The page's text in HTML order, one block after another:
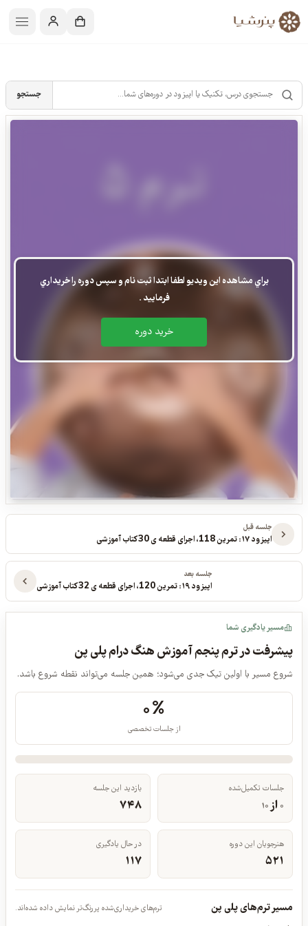
جستجو
براي مشاهده اين ويديو لطفا ابتدا ثبت نام و سپس دوره را خريداري
فرماييد .
خريد دوره
جلسه قبل
اپیزود ۱۷: تمرین 118، اجرای قطعه ی 30 کتاب آموزشی
جلسه بعد
اپیزود ۱۹: تمرین 120، اجرای قطعه ی 32 کتاب آموزشی
مسیر یادگیری شما
پیشرفت در ترم پنجم آموزش هنگ درام پلی پن
شروع مسیر با اولین تیک جدی می‌شود؛ همین جلسه می‌تواند نقطه شروع باشد.
۰%
جلسات تکمیل‌شده
۰از۱۰
بازدید این جلسه
۷۴۸
هنرجویان این دوره
۵۲۱
در حال یادگیری
۱۱۷